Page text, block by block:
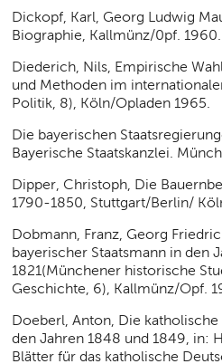
Dickopf, Karl, Georg Ludwig
Biographie, Kallmünz/0pf. 1960.
Diederich, Nils, Empirische
und Methoden im
Politik, 8), Köln/Opladen 1965.
Die bayerischen
Bayerische Staatskanzlei.
Dipper, Christoph, Die
1790-1850, Stuttgart/Berlin/
Dobmann, Franz, Georg
bayerischer Staatsmann in den
1821(Münchener historische
Geschichte, 6), Kallmünz/Opf.
Doeberl, Anton, Die
den Jahren 1848 und 1849, in:
Blätter für das katholische